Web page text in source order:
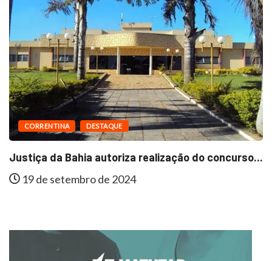
CORRENTINA DESTAQUE
Justiça da Bahia autoriza realização do concurso...
19 de setembro de 2024